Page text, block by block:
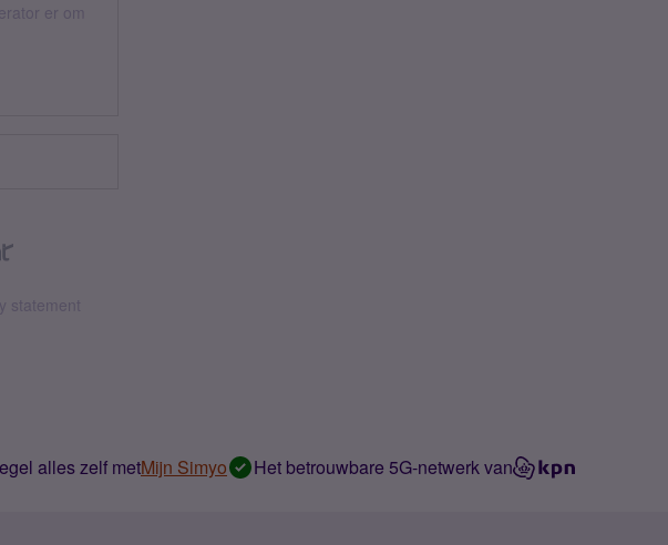
er om
statement
alles zelf metMijn Simyo Het betrouwbare 5G-netwerk van